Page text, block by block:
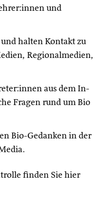
und
und halten Kontakt zu
Regionalmedien,
aus dem In-
Fragen rund um Bio
Bio-Gedanken in der
finden Sie hier